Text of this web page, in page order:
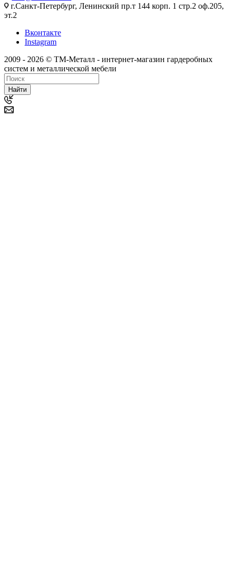
г.Санкт-Петербург, Ленинский пр.т 144 корп. 1 стр.2 оф.205,
эт.2
Вконтакте
Instagram
2009 - 2026 © ТМ-Металл - интернет-магазин гардеробных
систем и металлической мебели
Найти